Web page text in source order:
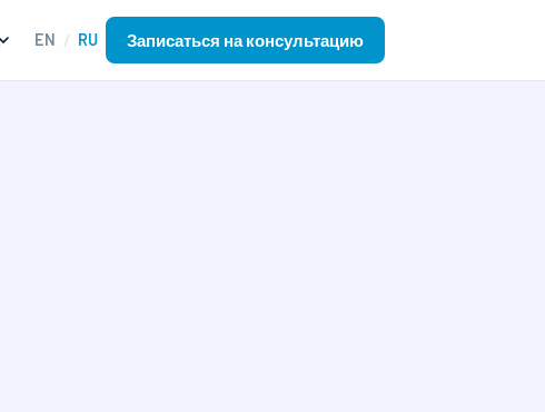
EN / RU Записаться на консультацию